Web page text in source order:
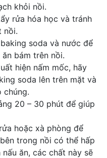
khỏi nồi.
rửa hóa học và tránh
nồi.
baking soda và nước để
bám trên nồi.
hiện nấm mốc, hãy
soda lên trên mặt và
chúng.
20 – 30 phút để giúp
hoặc xà phòng để
trong nồi có thể hấp
ăn, các chất này sẽ